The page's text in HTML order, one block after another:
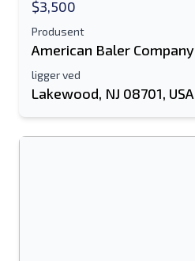
Mobil
$3,500
Produsent
American Baler Company
ligger ved
Lakewood, NJ 08701, USA
Ditt fulle navn
Tilleggsinformasjon